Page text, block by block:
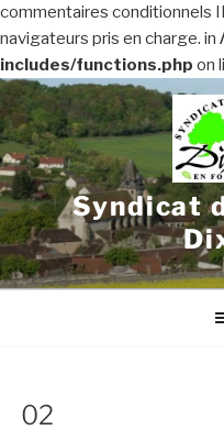
commentaires conditionnels
navigateurs pris en charge. in
includes/functions.php on
Aller
au
contenu
principal
Syndicat
02